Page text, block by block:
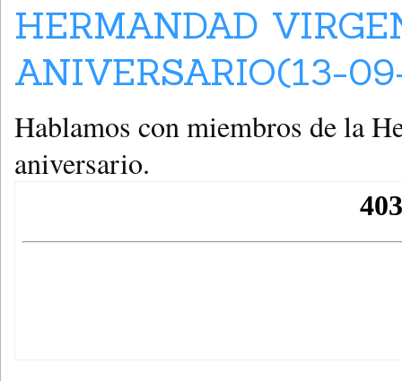
HERMANDAD
ANIVERSARIO(13-
Hablamos con miembros de la
aniversario.